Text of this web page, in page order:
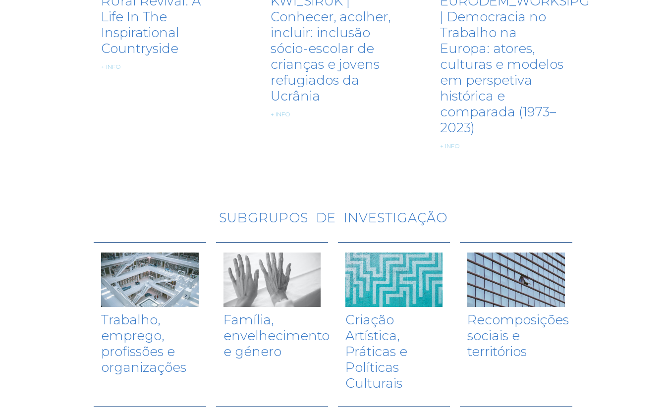
Life In The
Inspirational
Countryside
+ INFO
Conhecer, acolher,
incluir: inclusão
sócio-escolar de
crianças e jovens
refugiados da
Ucrânia
+ INFO
| Democracia no
Trabalho na
Europa: atores,
culturas e modelos
em perspetiva
histórica e
comparada (1973–
2023)
+ INFO
SUBGRUPOS DE INVESTIGAÇÃO
Trabalho,
emprego,
profissões e
organizações
Família,
envelhecimento
e género
Criação
Artística,
Práticas e
Políticas
Culturais
Recomposições
sociais e
territórios